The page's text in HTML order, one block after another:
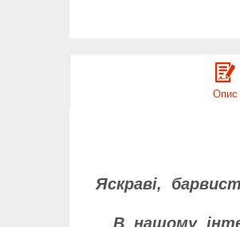
Опис
Яскраві,
В нашому